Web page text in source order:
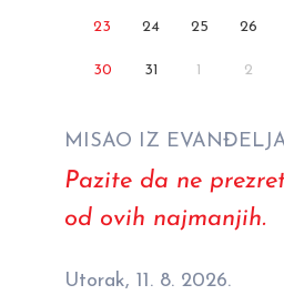
23 24 25 26
30 31 1 2
MISAO IZ
Pazite da ne
od ovih najmanjih.
Utorak, 11. 8. 2026.